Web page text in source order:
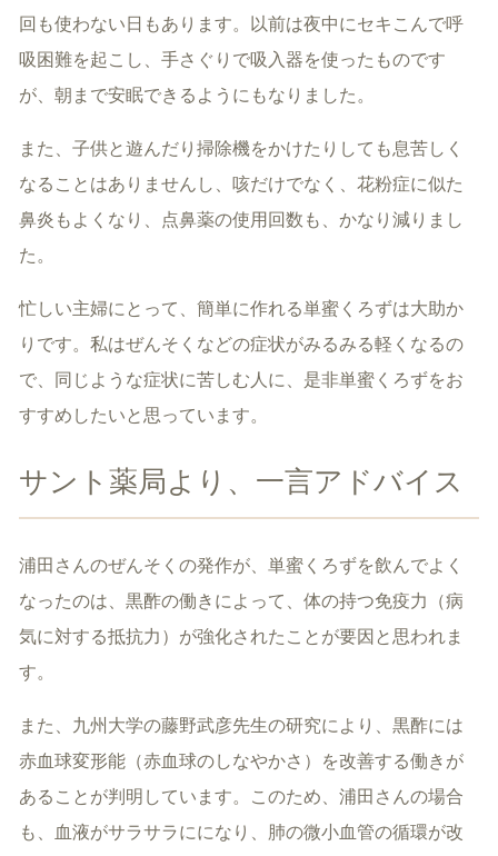
回も使わない日もあります。以前は夜中にセキこんで呼
吸困難を起こし、手さぐりで吸入器を使ったものです
が、朝まで安眠できるようにもなりました。
また、子供と遊んだり掃除機をかけたりしても息苦しく
なることはありませんし、咳だけでなく、花粉症に似た
鼻炎もよくなり、点鼻薬の使用回数も、かなり減りまし
た。
忙しい主婦にとって、簡単に作れる単蜜くろずは大助か
りです。私はぜんそくなどの症状がみるみる軽くなるの
で、同じような症状に苦しむ人に、是非単蜜くろずをお
すすめしたいと思っています。
サント薬局より、一言アドバイス
浦田さんのぜんそくの発作が、単蜜くろずを飲んでよく
なったのは、黒酢の働きによって、体の持つ免疫力（病
気に対する抵抗力）が強化されたことが要因と思われま
す。
また、九州大学の藤野武彦先生の研究により、黒酢には
赤血球変形能（赤血球のしなやかさ）を改善する働きが
あることが判明しています。このため、浦田さんの場合
も、血液がサラサラにになり、肺の微小血管の循環が改